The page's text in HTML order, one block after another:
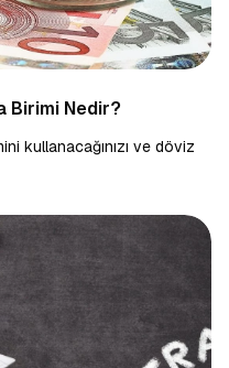
Birimi Nedir?
kullanacağınızı ve döviz